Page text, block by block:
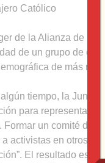
Católico
de la Alianza de
de un grupo de
de más
tiempo, la Junta
para representar a
Formar un comité de
activistas en otros
El resultado es la